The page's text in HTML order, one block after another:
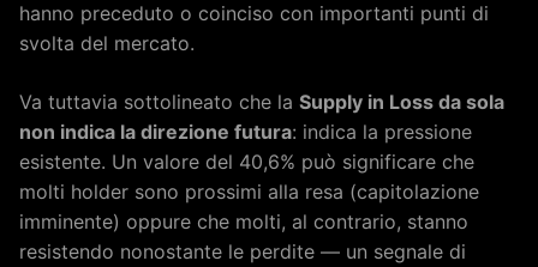
hanno preceduto o coinciso con importanti punti di
svolta del mercato.
Va tuttavia sottolineato che la Supply in Loss da sola
non indica la direzione futura: indica la pressione
esistente. Un valore del 40,6% può significare che
molti holder sono prossimi alla resa (capitolazione
imminente) oppure che molti, al contrario, stanno
resistendo nonostante le perdite — un segnale di